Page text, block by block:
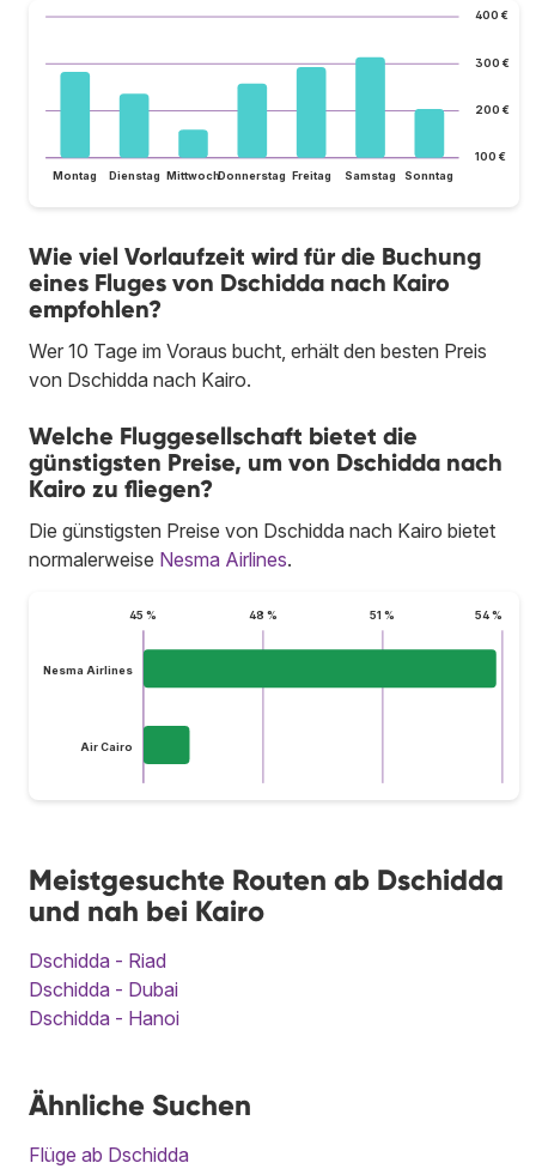
100 €
200 €
300 €
400 €
Montag Dienstag MittwochDonnerstag Freitag Samstag Sonntag
Wie viel Vorlaufzeit wird für die Buchung
eines Fluges von Dschidda nach Kairo
empfohlen?
Wer 10 Tage im Voraus bucht, erhält den besten Preis
von Dschidda nach Kairo.
Welche Fluggesellschaft bietet die
günstigsten Preise, um von Dschidda nach
Kairo zu fliegen?
Die günstigsten Preise von Dschidda nach Kairo bietet
normalerweise Nesma Airlines.
45 % 48 % 51 % 54 %
Nesma Airlines
Air Cairo
Meistgesuchte Routen ab Dschidda
und nah bei Kairo
Dschidda - Riad
Dschidda - Dubai
Dschidda - Hanoi
Ähnliche Suchen
Flüge ab Dschidda